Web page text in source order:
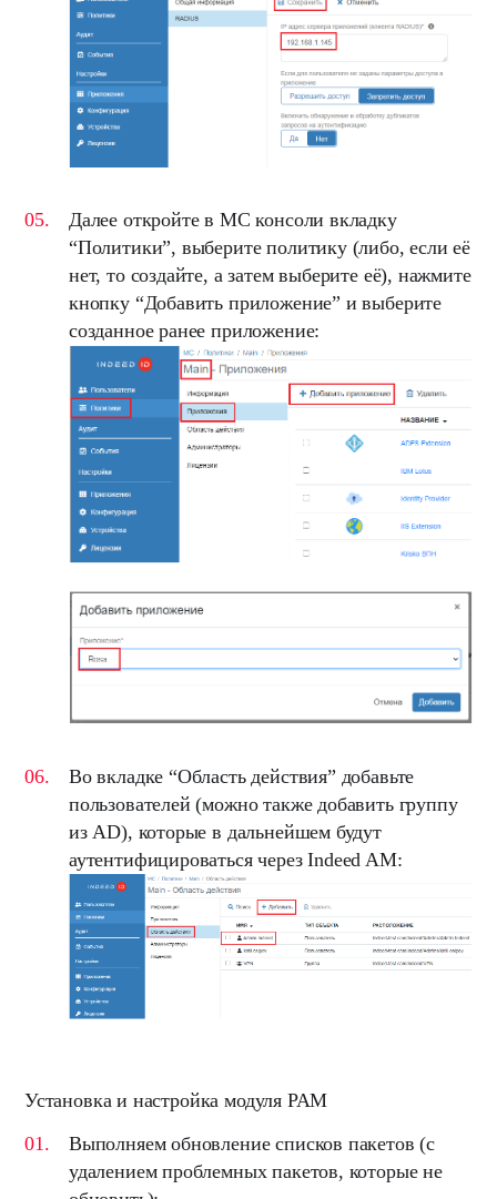
Далее откройте в MC консоли вкладку
“Политики”, выберите политику (либо, если её
нет, то создайте, а затем выберите её), нажмите
кнопку “Добавить приложение” и выберите
созданное ранее приложение:
Во вкладке “Область действия” добавьте
пользователей (можно также добавить группу
из AD), которые в дальнейшем будут
аутентифицироваться через Indeed AM:
Установка и настройка модуля PAM
Выполняем обновление списков пакетов (с
удалением проблемных пакетов, которые не